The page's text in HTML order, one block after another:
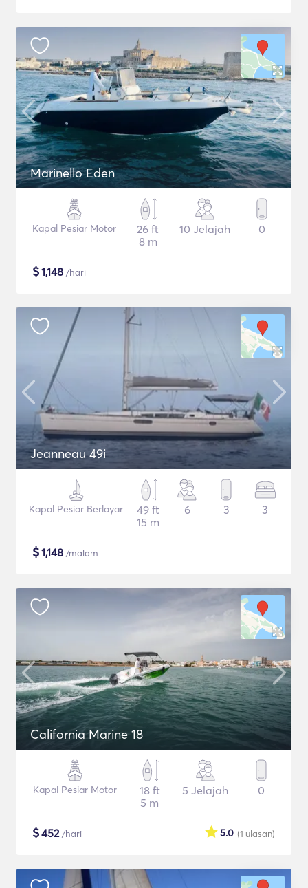
Marinello Eden
Kapal Pesiar Motor
26 ft
8 m
10 Jelajah 0
$1,148 /hari
Jeanneau 49i
Kapal Pesiar Berlayar
49 ft
15 m
6 3 3
$1,148 /malam
California Marine 18
Kapal Pesiar Motor
18 ft
5 m
5 Jelajah 0
$452/hari (1 ulasan)
5.0